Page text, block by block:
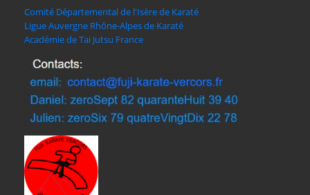
Comité Départemental de l'Isère de Karaté
Ligue Auvergne Rhône-Alpes de Karaté
Académie de Tai Jutsu France